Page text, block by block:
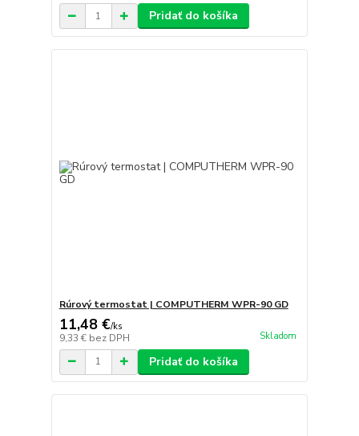
Pridať do košíka
Rúrový termostat | COMPUTHERM WPR-90 GD
11,48 €/ks
9,33 € bez DPH Skladom
Pridať do košíka